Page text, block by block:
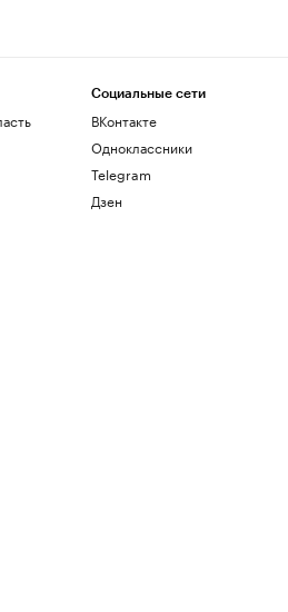
Социальные сети
ВКонтакте
Одноклассники
Telegram
Дзен